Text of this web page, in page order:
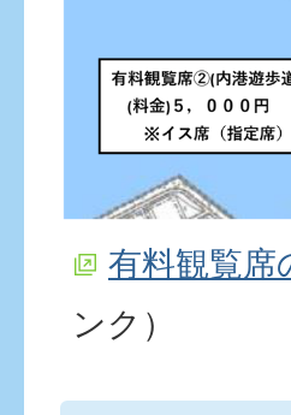
有料観覧席
ンク）